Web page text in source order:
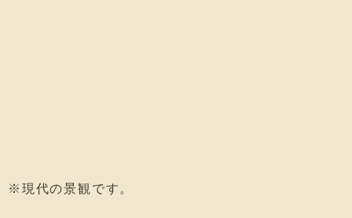
※現代の景観です。